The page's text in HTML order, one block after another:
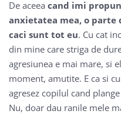
De aceea cand imi
anxietatea mea, o
caci sunt tot eu. Cu cat
din mine care striga de
agresiunea e mai mare, si
moment, amutite. E ca si
agresez copilul cand
Nu, doar dau ranile mele